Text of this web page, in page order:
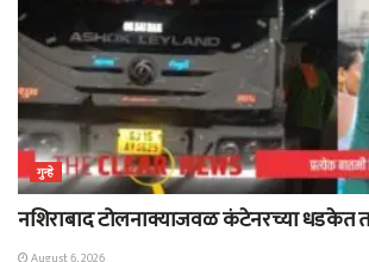
गुन्हे
नशिराबाद टोलनाक्याजवळ कंटेनरच्या धडकेत